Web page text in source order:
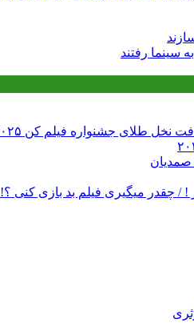
نخل طلای جشنواره فیلم کن ۲۰۲۵
صمدیان
! / چقدر میگیری فیلم بد بازی کنی ؟!